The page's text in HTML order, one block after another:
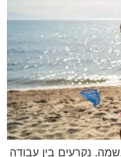
נקרעים בין עבודה